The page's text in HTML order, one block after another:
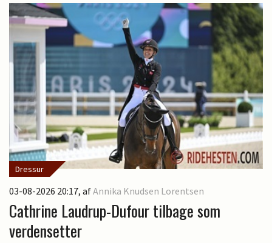
Dressur
03-08-2026 20:17, afAnnika Knudsen Lorentsen
Cathrine Laudrup-Dufour tilbage som
verdensetter